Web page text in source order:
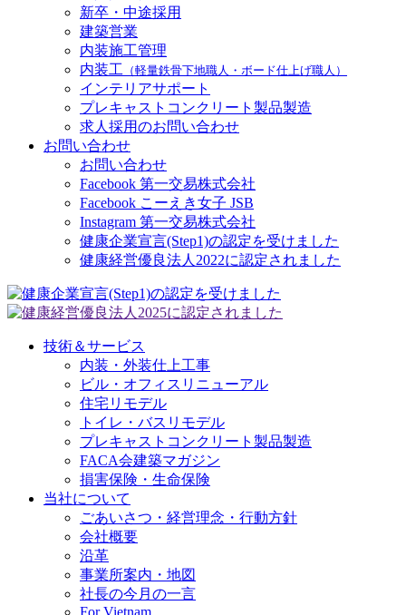
新卒・中途採用
建築営業
内装施工管理
内装工 （軽量鉄骨下地職人・ボード仕上げ職人）
インテリアサポート
プレキャストコンクリート製品製造
求人採用のお問い合わせ
お問い合わせ
お問い合わせ
Facebook 第一交易株式会社
Facebook こーえき女子 JSB
Instagram 第一交易株式会社
健康企業宣言(Step1)の認定を受けました
健康経営優良法人2022に認定されました
技術＆サービス
内装・外装仕上工事
ビル・オフィスリニューアル
住宅リモデル
トイレ・バスリモデル
プレキャストコンクリート製品製造
FACA会建築マガジン
損害保険・生命保険
当社について
ごあいさつ・経営理念・行動方針
会社概要
沿革
事業所案内・地図
社長の今月の一言
For Vietnam